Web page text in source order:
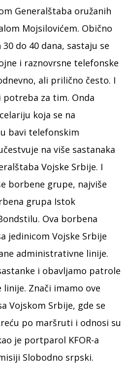
Generalštaba oružanih
Mojsilovićem. Obično
do 40 dana, sastaju se
i raznovrsne telefonske
ali prilično često. I
potreba za tim. Onda
koja se na
bavi telefonskim
na više sastanaka
Vojske Srbije. I
borbene grupe, najviše
grupa Istok
Ova borbena
jedinicom Vojske Srbije
administrativne linije.
i obavljamo patrole
Znači imamo ove
Vojskom Srbije, gde se
po maršruti i odnosi su
je portparol KFOR-a
Slobodno srpski.